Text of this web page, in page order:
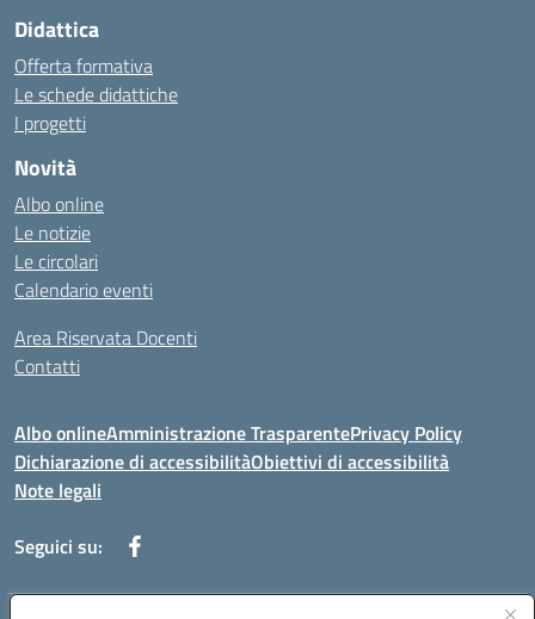
Didattica
Offerta formativa
Le schede didattiche
I progetti
Novità
Albo online
Le notizie
Le circolari
Calendario eventi
Area Riservata Docenti
Contatti
Albo onlineAmministrazione TrasparentePrivacy Policy
Dichiarazione di accessibilitàObiettivi di accessibilità
Note legali
Seguici su: